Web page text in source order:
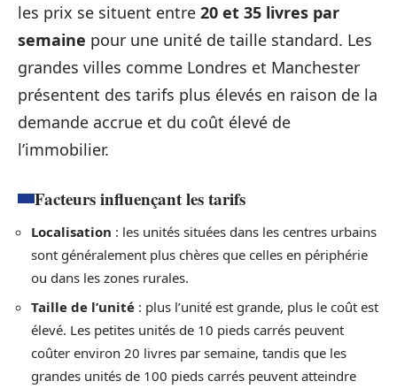
les prix se situent entre 20 et 35 livres par
semaine pour une unité de taille standard. Les
grandes villes comme Londres et Manchester
présentent des tarifs plus élevés en raison de la
demande accrue et du coût élevé de
l’immobilier.
Facteurs influençant les tarifs
Localisation : les unités situées dans les centres urbains
sont généralement plus chères que celles en périphérie
ou dans les zones rurales.
Taille de l’unité : plus l’unité est grande, plus le coût est
élevé. Les petites unités de 10 pieds carrés peuvent
coûter environ 20 livres par semaine, tandis que les
grandes unités de 100 pieds carrés peuvent atteindre